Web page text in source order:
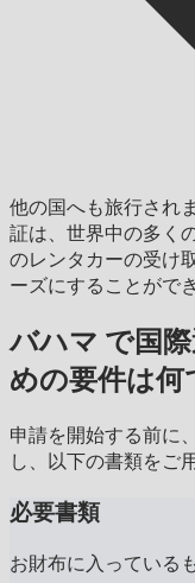
他の国へも旅行され
証は、世界中の多く
のレンタカーの受け
ーズにすることがで
バハマ で国
めの要件は何
申請を開始する前に
し、以下の書類をご
必要書類
お財布に入っている